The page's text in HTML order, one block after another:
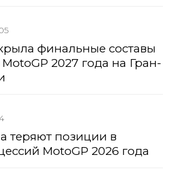
финальные составы
2027 года на Гран-
теряют позиции в
MotoGP 2026 года